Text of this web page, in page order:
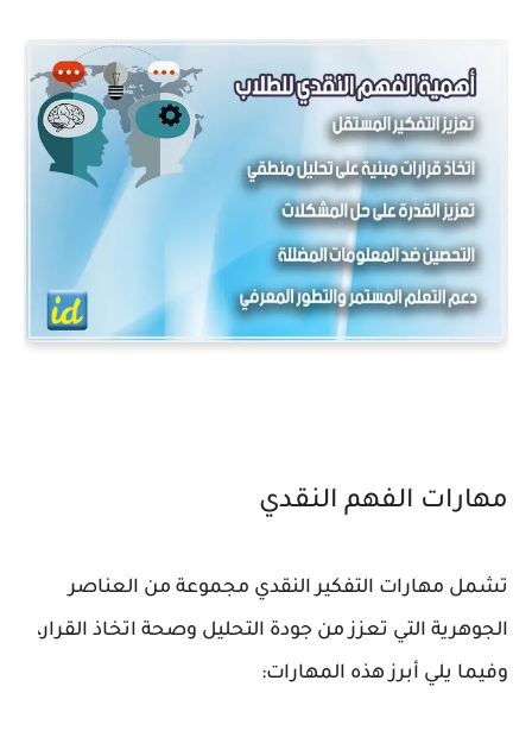
مهارات الفهم النقدي
تشمل مهارات التفكير النقدي مجموعة من العناصر
الجوهرية التي تعزز من جودة التحليل وصحة اتخاذ القرار،
وفيما يلي أبرز هذه المهارات: